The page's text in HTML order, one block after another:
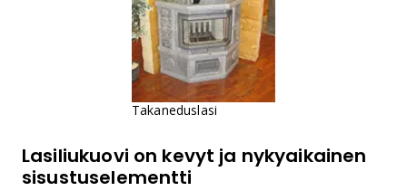
Takaneduslasi
Lasiliukuovi on kevyt ja nykyaikainen
sisustuselementti